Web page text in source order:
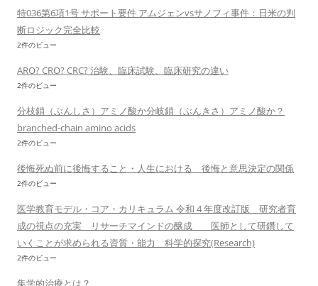
特036第6項1号 サポート要件 アムジェンvsサノフィ事件：日米の判
断ロジック完全比較
2件のビュー
ARO? CRO? CRC? 治験、臨床試験、臨床研究の違い
2件のビュー
分枝鎖（ぶんしさ）アミノ酸か分岐鎖（ぶんきさ）アミノ酸か？
branched-chain amino acids
2件のビュー
後悔死ぬ前に後悔すること・人生における 後悔と意思決定の関係
2件のビュー
医学教育モデル・コア・カリキュラム 令和 4 年度改訂版 研究者育
成の視点の充実 リサーチマインドの醸成 医師として研鑽して
いくことが求められる資質・能力 科学的探究(Research)
2件のビュー
集学的治療とは？